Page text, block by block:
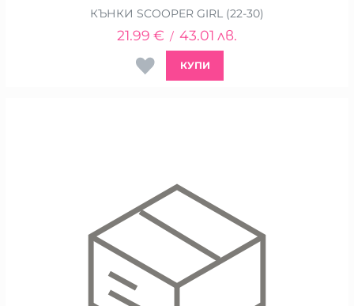
КЪНКИ SCOOPER GIRL (22-30)
21.99 € / 43.01 лв.
КУПИ